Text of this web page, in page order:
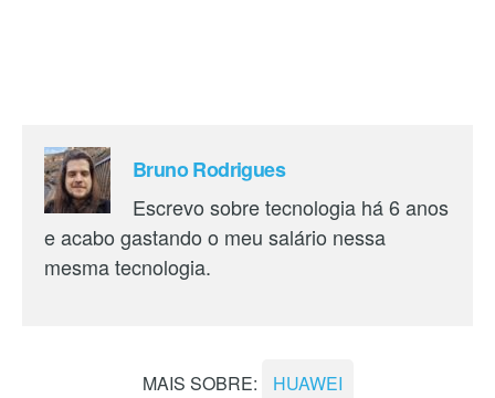
Bruno Rodrigues
Escrevo sobre tecnologia há 6 anos
e acabo gastando o meu salário nessa
mesma tecnologia.
MAIS SOBRE: HUAWEI